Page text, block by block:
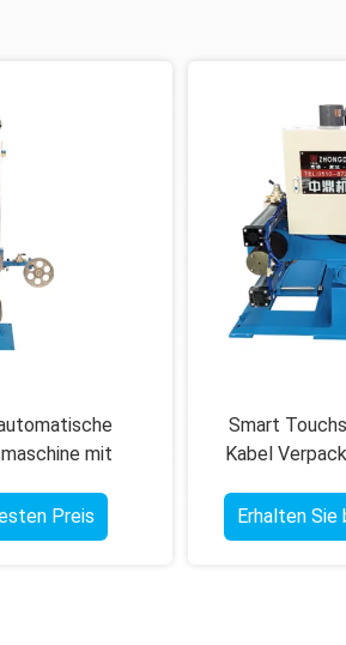
mit
Preis
Smart
Kabel
Erhalten Sie